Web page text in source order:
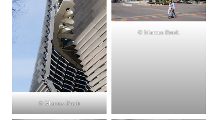
© Marcus Bredt
© Marcus Bredt